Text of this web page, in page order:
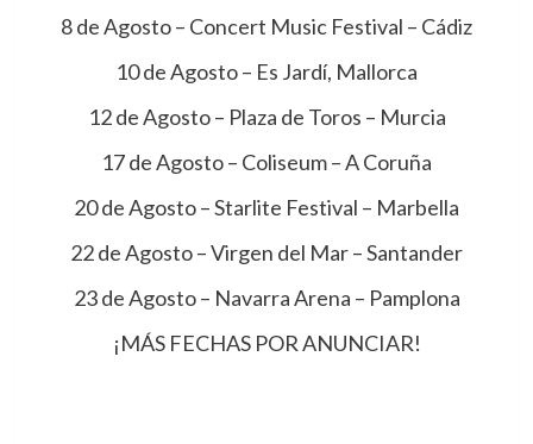
8 de Agosto – Concert Music Festival – Cádiz
10 de Agosto – Es Jardí, Mallorca
12 de Agosto – Plaza de Toros – Murcia
17 de Agosto – Coliseum – A Coruña
20 de Agosto – Starlite Festival – Marbella
22 de Agosto – Virgen del Mar – Santander
23 de Agosto – Navarra Arena – Pamplona
¡MÁS FECHAS POR ANUNCIAR!